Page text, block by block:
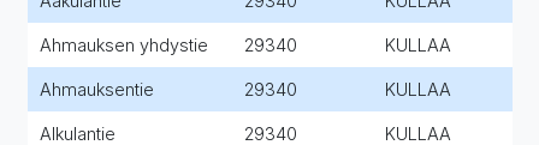
Ahmauksen yhdystie 29340 KULLAA
Ahmauksentie 29340 KULLAA
Alkulantie 29340 KULLAA